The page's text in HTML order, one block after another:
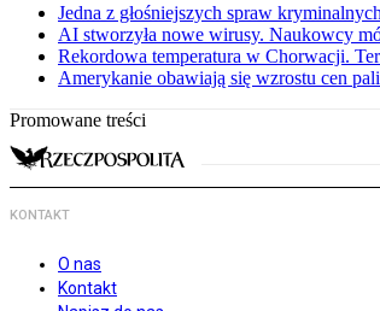
Jedna z głośniejszych spraw
AI stworzyła nowe wirusy. Naukowcy
Rekordowa temperatura w Chorwacji.
Amerykanie obawiają się wzrostu cen
Promowane treści
KONTAKT
O nas
Kontakt